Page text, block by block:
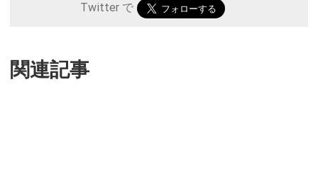
Twitter で
関連記事